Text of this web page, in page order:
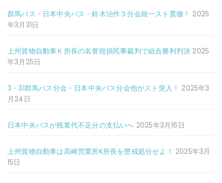
群馬バス・日本中央バス・鈴木治作３分会統一スト貫徹！ 2025
年3月31日
上州貨物自動車Ｋ所長の名誉毀損民事裁判で組合勝利判決 2025
年3月25日
3・31群馬バス分会・日本中央バス分会他がスト突入！ 2025年3
月24日
日本中央バスが残業代不足分の支払いへ 2025年3月16日
上州貨物自動車は高崎営業所K所長を懲戒処分せよ！ 2025年3月
15日